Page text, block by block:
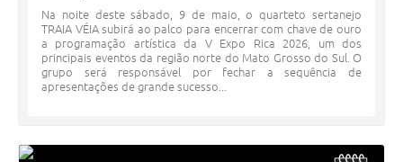
Na noite deste sábado, 9 de maio, o quarteto sertanejo
TRAIA VÉIA subirá ao palco para encerrar com chave de ouro
a programação artística da V Expo Rica 2026, um dos
principais eventos da região norte do Mato Grosso do Sul. O
grupo será responsável por fechar a sequência de
apresentações de grande sucesso...